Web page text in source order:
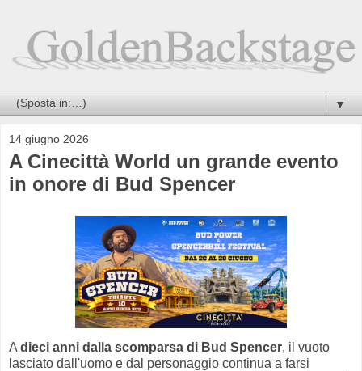
▼
14 giugno 2026
A Cinecittà World un grande evento
in onore di Bud Spencer
A dieci anni dalla scomparsa di Bud Spencer, il vuoto
lasciato dall'uomo e dal personaggio continua a farsi